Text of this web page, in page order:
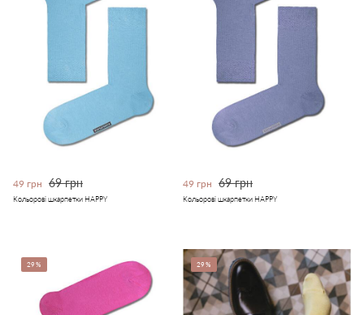
49 грн 69 грн
Кольорові шкарпетки HAPPY
49 грн 69 грн
Кольорові шкарпетки HAPPY
29% 29%